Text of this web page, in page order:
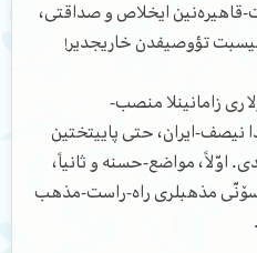
قاهیره‌نین ایخلاص و صداقتی،
تؤوصیفدن خاریجدیر!
زامانینلا منصب-
نیصف-ایران، حتی پاییتختین
مواضع-حسنه و ثانیاً،
سۆنّی مذهبلری راه-راست-مذهب